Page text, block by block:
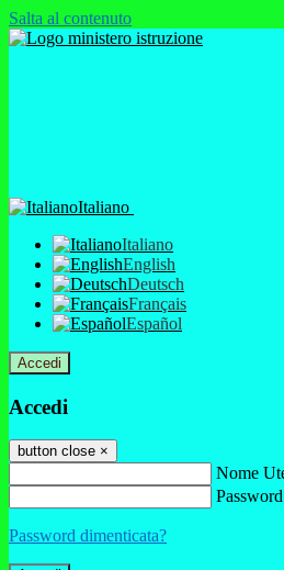
Salta al contenuto
Italiano
Italiano
English
Deutsch
Français
Español
Accedi
Accedi
button close ×
Nome
Password
Password dimenticata?